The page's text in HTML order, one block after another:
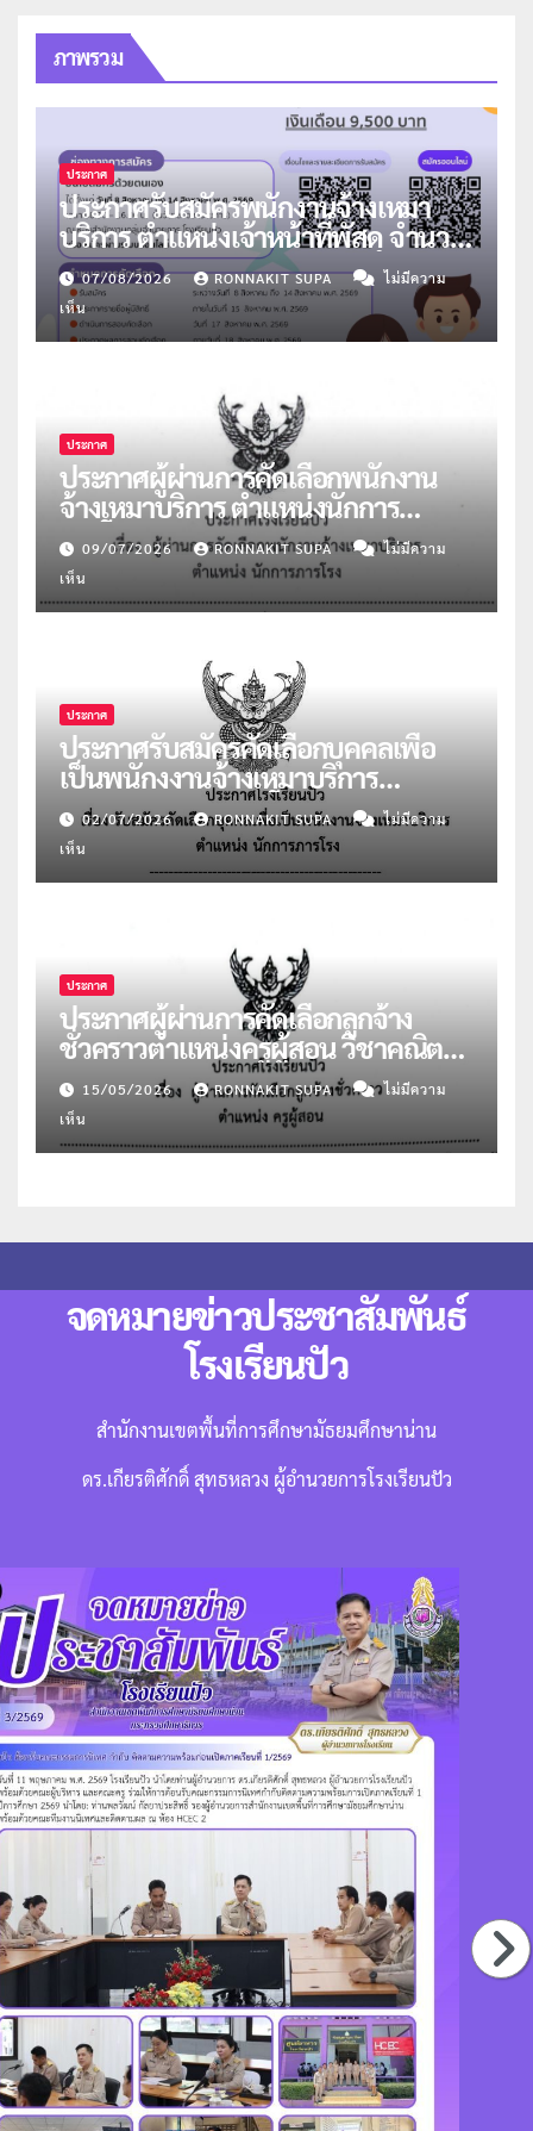
ภาพรวม
ประกาศ
ประกาศรับสมัครพนักงานจ้างเหมา
บริการ ตำแหน่งเจ้าหน้าที่พัสดุ จำนวน
1 อัตรา
07/08/2026 RONNAKIT SUPA
ไม่มีความ
เห็น
ประกาศ
ประกาศผู้ผ่านการคัดเลือกพนักงาน
จ้างเหมาบริการ ตำแหน่งนักการ
ภารโรง จำนวน 2 อัตรา
09/07/2026 RONNAKIT SUPA
ไม่มีความ
เห็น
ประกาศ
ประกาศรับสมัครคัดเลือกบุคคลเพื่อ
เป็นพนักงงานจ้างเหมาบริการ
ตำแหน่งนักการภารโรง
02/07/2026 RONNAKIT SUPA
ไม่มีความ
เห็น
ประกาศ
ประกาศผู้ผ่านการคัดเลือกลูกจ้าง
ชั่วคราวตำแหน่งครูผู้สอน วิชาคณิตฯ
และแนะแนว
15/05/2026 RONNAKIT SUPA
ไม่มีความ
เห็น
จดหมายข่าวประชาสัมพันธ์
โรงเรียนปัว
สำนักงานเขตพื้นที่การศึกษามัธยมศึกษาน่าน
ดร.เกียรติศักดิ์ สุทธหลวง ผู้อำนวยการโรงเรียนปัว